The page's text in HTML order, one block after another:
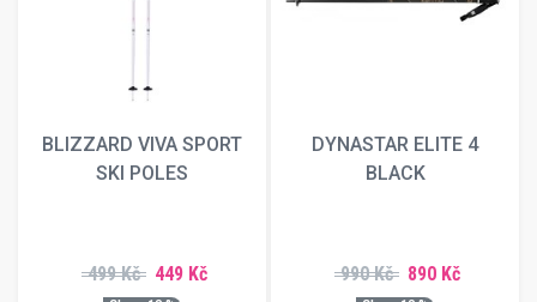
BLIZZARD VIVA SPORT
SKI POLES
499 Kč 449 Kč
DYNASTAR ELITE 4
BLACK
990 Kč 890 Kč